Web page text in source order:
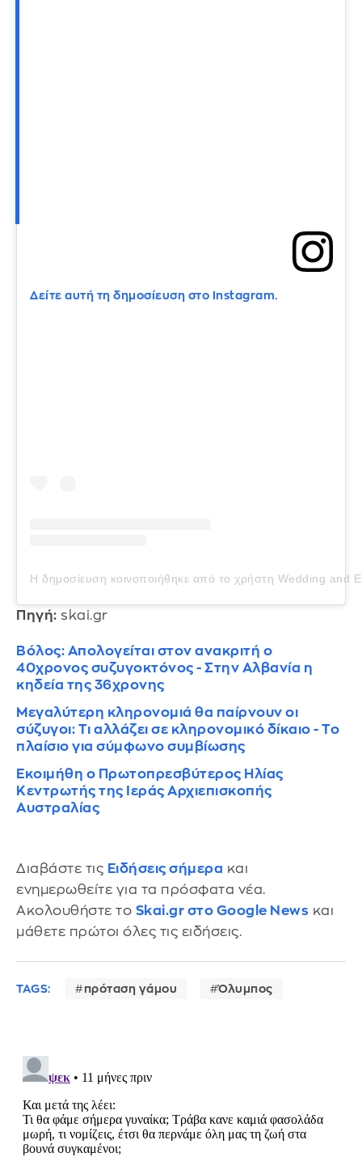
Δείτε αυτή τη δημοσίευση στο Instagram.
Η δημοσίευση κοινοποιήθηκε από το χρήστη Wedding
Πηγή: skai.gr
Βόλος: Απολογείται στον ανακριτή ο
40χρονος συζυγοκτόνος - Στην Αλβανία η
κηδεία της 36χρονης
Μεγαλύτερη κληρονομιά θα παίρνουν οι
σύζυγοι: Τι αλλάζει σε κληρονομικό δίκαιο - Το
πλαίσιο για σύμφωνο συμβίωσης
Εκοιμήθη ο Πρωτοπρεσβύτερος Ηλίας
Κεντρωτής της Ιεράς Αρχιεπισκοπής
Αυστραλίας
Διαβάστε τις Ειδήσεις σήμερα και
ενημερωθείτε για τα πρόσφατα νέα.
Ακολουθήστε το Skai.gr στο Google News και
μάθετε πρώτοι όλες τις ειδήσεις.
TAGS: πρόταση γάμου Όλυμπος